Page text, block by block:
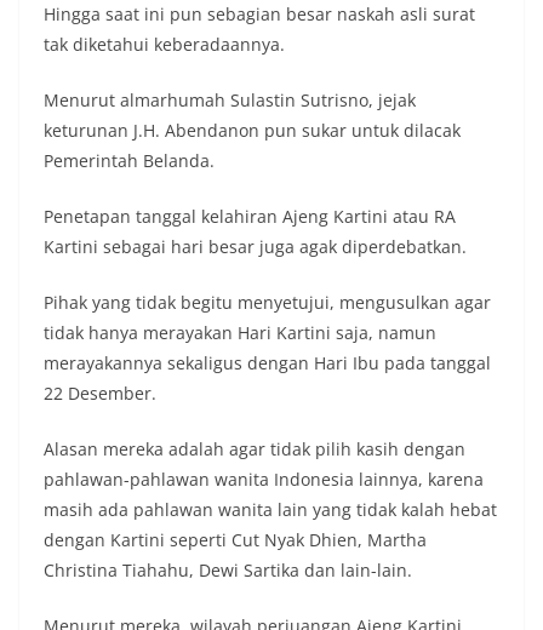
Hingga saat ini pun sebagian besar naskah asli surat
tak diketahui keberadaannya.
Menurut almarhumah Sulastin Sutrisno, jejak
keturunan J.H. Abendanon pun sukar untuk dilacak
Pemerintah Belanda.
Penetapan tanggal kelahiran Ajeng Kartini atau RA
Kartini sebagai hari besar juga agak diperdebatkan.
Pihak yang tidak begitu menyetujui, mengusulkan agar
tidak hanya merayakan Hari Kartini saja, namun
merayakannya sekaligus dengan Hari Ibu pada tanggal
22 Desember.
Alasan mereka adalah agar tidak pilih kasih dengan
pahlawan-pahlawan wanita Indonesia lainnya, karena
masih ada pahlawan wanita lain yang tidak kalah hebat
dengan Kartini seperti Cut Nyak Dhien, Martha
Christina Tiahahu, Dewi Sartika dan lain-lain.